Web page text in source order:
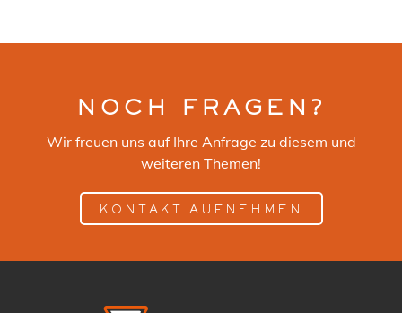
NOCH FRAGEN?
Wir freuen uns auf Ihre Anfrage zu diesem und
weiteren Themen!
KONTAKT AUFNEHMEN